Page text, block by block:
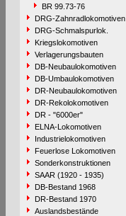
BR 99.73-76
DRG-Zahnradlokomotiven
DRG-Schmalspurlok.
Kriegslokomotiven
Verlagerungsbauten
DB-Neubaulokomotiven
DB-Umbaulokomotiven
DR-Neubaulokomotiven
DR-Rekolokomotiven
DR - "6000er"
ELNA-Lokomotiven
Industrielokomotiven
Feuerlose Lokomotiven
Sonderkonstruktionen
SAAR (1920 - 1935)
DB-Bestand 1968
DR-Bestand 1970
Auslandsbestände